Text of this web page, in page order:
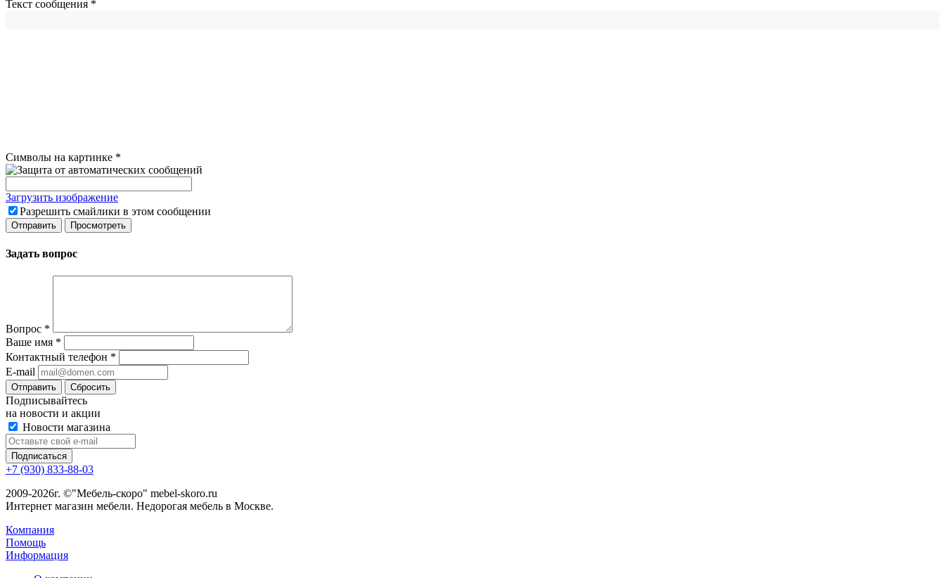
Текст сообщения *
Символы на картинке *
Загрузить изображение
Разрешить смайлики в этом сообщении
Задать вопрос
Вопрос *
Ваше имя *
Контактный телефон *
E-mail
Сбросить
Подписывайтесь
на новости и акции
Новости магазина
+7 (930) 833-88-03
2009-2026г. ©"Мебель-скоро" mebel-skoro.ru
Интернет магазин мебели. Недорогая мебель в Москве.
Компания
Помощь
Информация